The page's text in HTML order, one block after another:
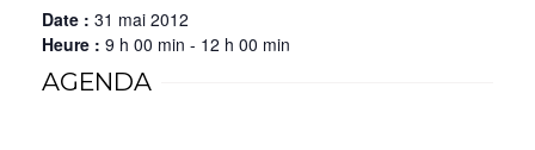
Date : 31 mai 2012
Heure : 9 h 00 min - 12 h 00 min
AGENDA